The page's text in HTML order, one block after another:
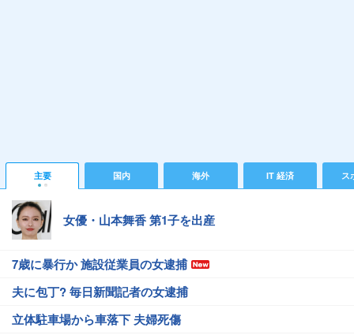
主要 国内 海外 IT 経済 ス
女優・山本舞香 第1子を出産
7歳に暴行か 施設従業員の女逮捕
夫に包丁? 毎日新聞記者の女逮捕
立体駐車場から車落下 夫婦死傷